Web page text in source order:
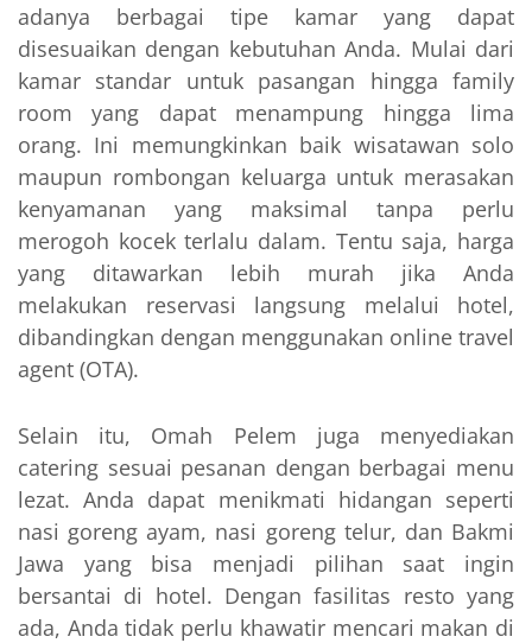
adanya berbagai tipe kamar yang dapat
disesuaikan dengan kebutuhan Anda. Mulai dari
kamar standar untuk pasangan hingga family
room yang dapat menampung hingga lima
orang. Ini memungkinkan baik wisatawan solo
maupun rombongan keluarga untuk merasakan
kenyamanan yang maksimal tanpa perlu
merogoh kocek terlalu dalam. Tentu saja, harga
yang ditawarkan lebih murah jika Anda
melakukan reservasi langsung melalui hotel,
dibandingkan dengan menggunakan online travel
agent (OTA).
Selain itu, Omah Pelem juga menyediakan
catering sesuai pesanan dengan berbagai menu
lezat. Anda dapat menikmati hidangan seperti
nasi goreng ayam, nasi goreng telur, dan Bakmi
Jawa yang bisa menjadi pilihan saat ingin
bersantai di hotel. Dengan fasilitas resto yang
ada, Anda tidak perlu khawatir mencari makan di